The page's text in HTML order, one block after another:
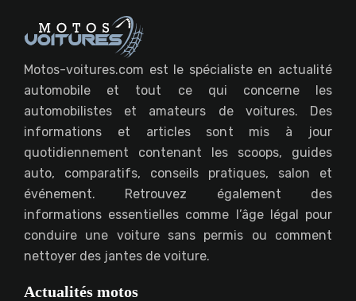
Motos-voitures.com est le spécialiste en actualité
automobile et tout ce qui concerne les
automobilistes et amateurs de voitures. Des
informations et articles sont mis à jour
quotidiennement contenant les scoops, guides
auto, comparatifs, conseils pratiques, salon et
événement. Retrouvez également des
informations essentielles comme l’âge légal pour
conduire une voiture sans permis ou comment
nettoyer des jantes de voiture.
Actualités motos